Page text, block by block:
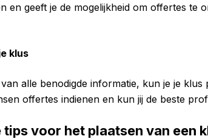
en geeft je de mogelijkheid om offertes te
klus
alle benodigde informatie, kun je je klus
offertes indienen en kun jij de beste
voor het plaatsen van een